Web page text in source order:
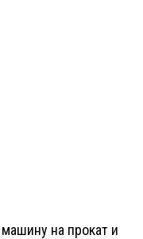
на прокат и